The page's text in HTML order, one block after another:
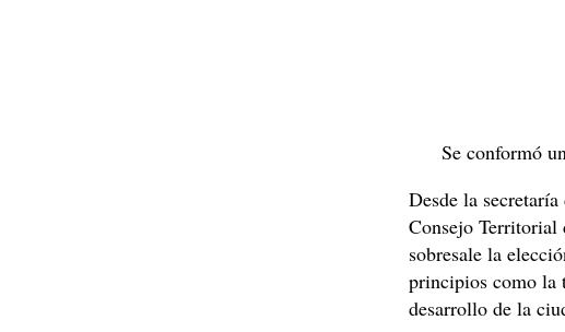
Se conformó
Desde la
Consejo Territorial
sobresale la
principios como la
desarrollo de la